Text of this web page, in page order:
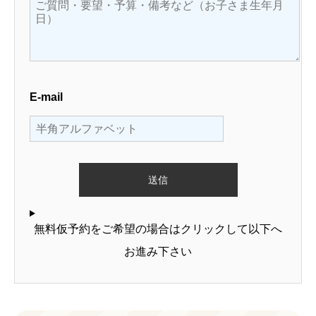
E-mail
無料仮予約をご希望の場合はクリックして以下へ
お進み下さい